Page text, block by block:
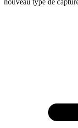
nouveau type de